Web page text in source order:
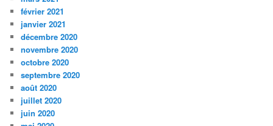
février 2021
janvier 2021
décembre 2020
novembre 2020
octobre 2020
septembre 2020
août 2020
juillet 2020
juin 2020